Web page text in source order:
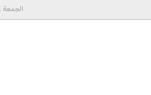
الجمعة ٢٤ صفر ١٤٤٨ ٠٦:١٢